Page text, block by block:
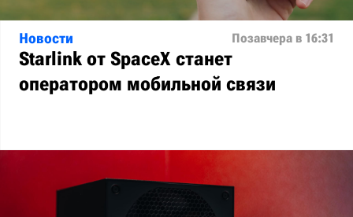
Новости Позавчера в 16:31
Starlink от SpaceX станет
оператором мобильной связи